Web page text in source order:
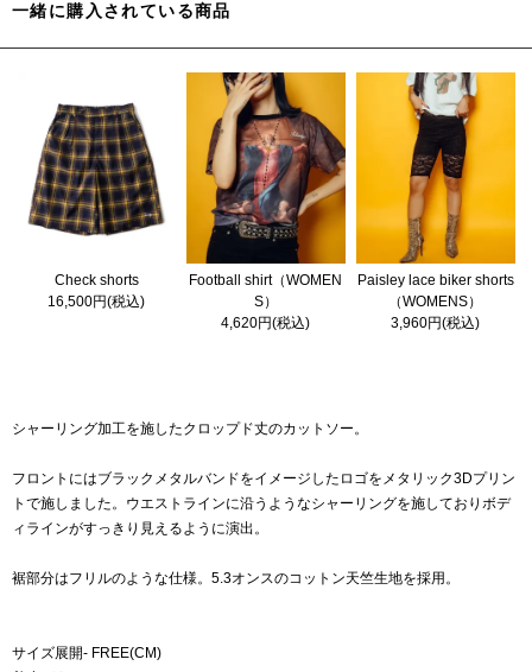
一緒に購入されている商品
Check shorts
16,500円(税込)
Football shirt（WOMEN
S）
4,620円(税込)
Paisley lace biker shorts
（WOMENS）
3,960円(税込)
シャーリング加工を施したクロップド丈のカットソー。
フロントにはブラックメタルバンドをイメージしたロゴをメタリック3Dプリン
トで施しました。ウエストラインに沿うようなシャーリングを施しておりボデ
ィラインがすっきり見えるように演出。
裾部分はフリルのような仕様。5.3オンスのコットン天竺生地を採用。
サイズ展開- FREE(CM)